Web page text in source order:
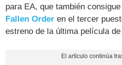
para EA, que también
Fallen Order en el tercer
estreno de la última película